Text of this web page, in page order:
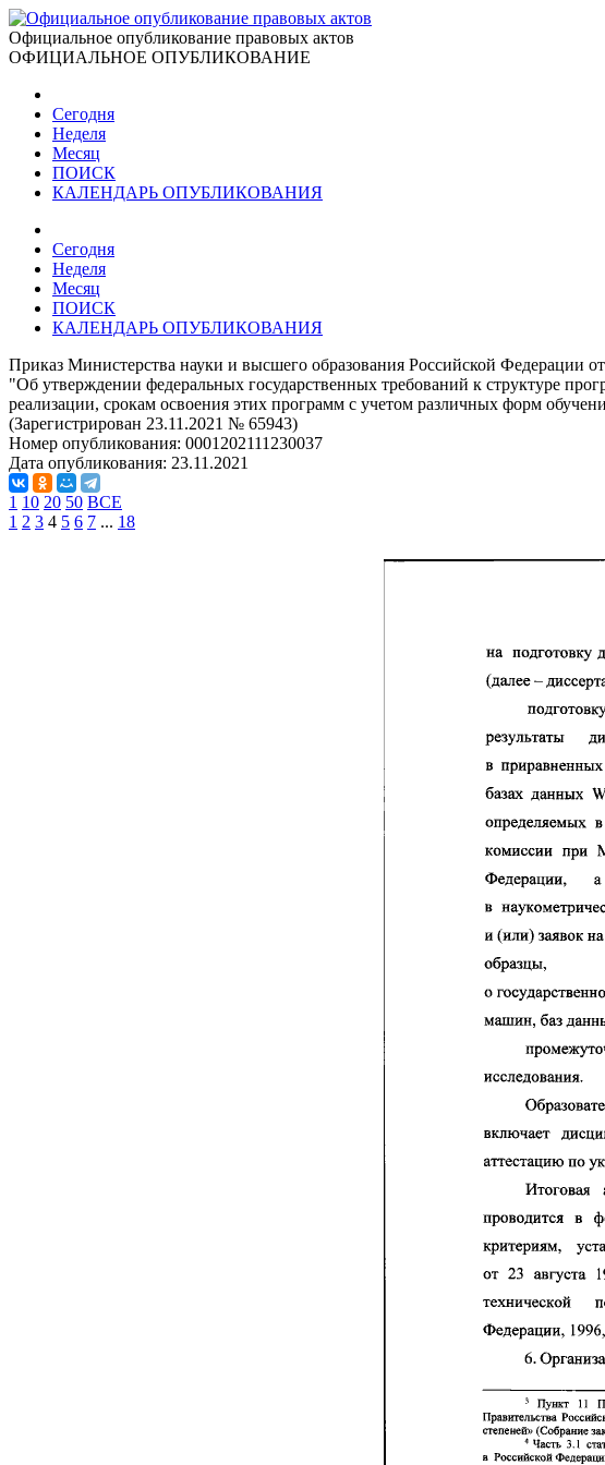
Официальное опубликование правовых актов
ОФИЦИАЛЬНОЕ ОПУБЛИКОВАНИЕ
Сегодня
Неделя
Месяц
ПОИСК
КАЛЕНДАРЬ ОПУБЛИКОВАНИЯ
Сегодня
Неделя
Месяц
ПОИСК
КАЛЕНДАРЬ ОПУБЛИКОВАНИЯ
Приказ Министерства науки и высшего образования Российской Федерации
"Об утверждении федеральных государственных требований к структуре
реализации, срокам освоения этих программ с учетом различных форм
(Зарегистрирован 23.11.2021 № 65943)
Номер опубликования: 0001202111230037
Дата опубликования: 23.11.2021
1 10 20 50 ВСЕ
1 2 3 4 5 6 7 ... 18